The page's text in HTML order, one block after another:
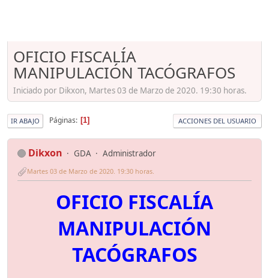
OFICIO FISCALÍA
MANIPULACIÓN TACÓGRAFOS
Iniciado por Dikxon, Martes 03 de Marzo de 2020. 19:30 horas.
IR ABAJO Páginas 1 ACCIONES DEL USUARIO
Dikxon GDA Administrador
Martes 03 de Marzo de 2020. 19:30 horas.
OFICIO FISCALÍA
MANIPULACIÓN
TACÓGRAFOS